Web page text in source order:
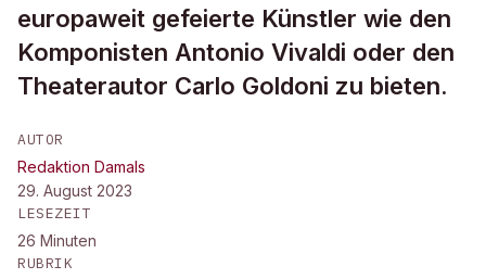
europaweit gefeierte Künstler wie den
Komponisten Antonio Vivaldi oder den
Theaterautor Carlo Goldoni zu bieten.
AUTOR
Redaktion Damals
29. August 2023
LESEZEIT
26 Minuten
RUBRIK